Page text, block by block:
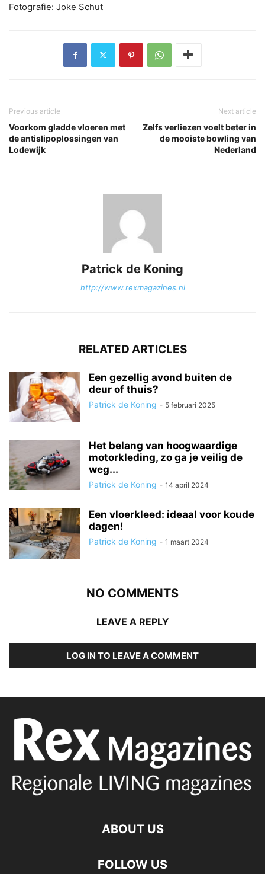
Fotografie: Joke Schut
Previous article
Voorkom gladde vloeren met
de antislipoplossingen van
Lodewijk
Next article
Zelfs verliezen voelt beter in
de mooiste bowling van
Nederland
Patrick de Koning
http://www.rexmagazines.nl
RELATED ARTICLES
Een gezellig avond buiten de
deur of thuis?
Patrick de Koning - 5 februari 2025
Het belang van hoogwaardige
motorkleding, zo ga je veilig de
weg...
Patrick de Koning - 14 april 2024
Een vloerkleed: ideaal voor koude
dagen!
Patrick de Koning - 1 maart 2024
NO COMMENTS
LEAVE A REPLY
LOG IN TO LEAVE A COMMENT
ABOUT US
FOLLOW US